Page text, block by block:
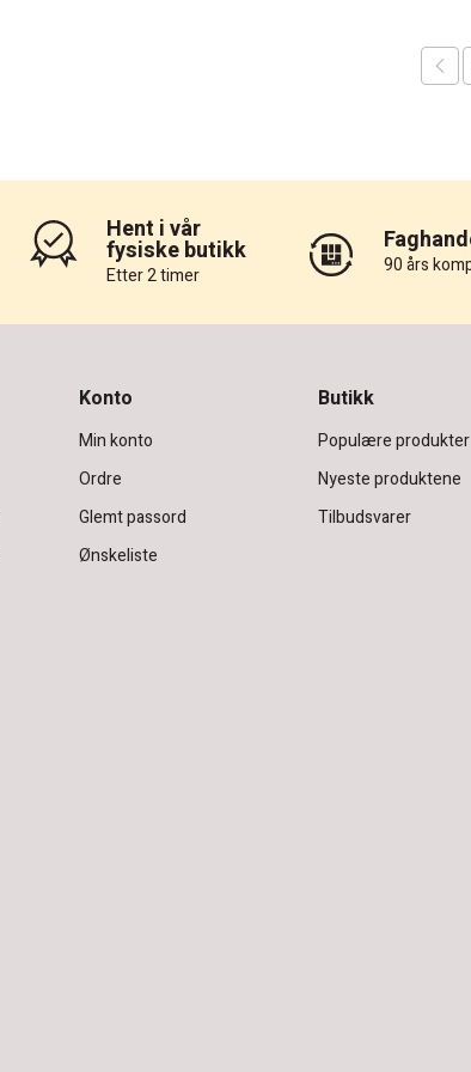
Hent i vår
fysiske butikk
Etter 2 timer 90 års
Konto
Min konto
Ordre
Glemt passord
Ønskeliste
Butikk
Populære produkter
Nyeste produktene
Tilbudsvarer